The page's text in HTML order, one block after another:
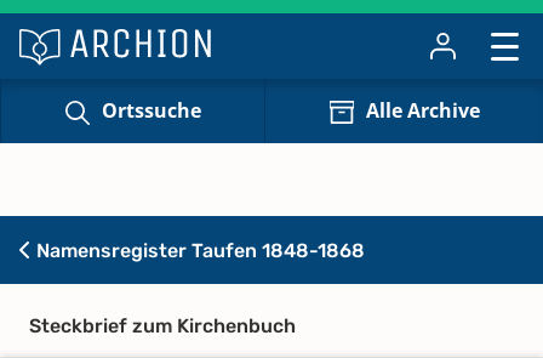
Ortssuche Alle Archive
Namensregister Taufen 1848-1868
Steckbrief zum Kirchenbuch